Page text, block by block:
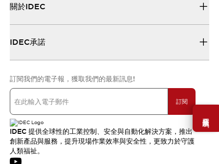
需要幫助嗎？
關於IDEC
IDEC承諾
訂閱我們的電子報，獲取我們的最新訊息!
訂閱
IDEC 提供全球性的工業控制、安全與自動化解決方案，推出
創新產品與服務，提升現場作業效率與安全性，更致力於守護
人類福祉。